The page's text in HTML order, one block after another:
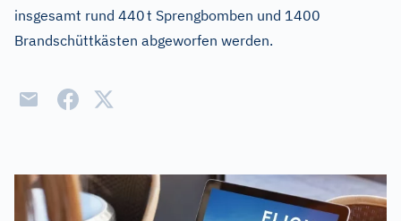
insgesamt rund 440 t Sprengbomben und 1400
Brandschüttkästen abgeworfen werden.